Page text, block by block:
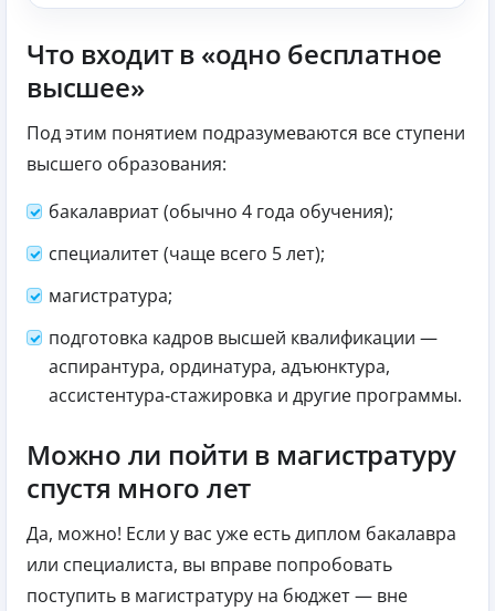
Что входит в «одно бесплатное
высшее»
Под этим понятием подразумеваются все ступени
высшего образования:
бакалавриат (обычно 4 года обучения);
специалитет (чаще всего 5 лет);
магистратура;
подготовка кадров высшей квалификации —
аспирантура, ординатура, адъюнктура,
ассистентура‑стажировка и другие программы.
Можно ли пойти в магистратуру
спустя много лет
Да, можно! Если у вас уже есть диплом бакалавра
или специалиста, вы вправе попробовать
поступить в магистратуру на бюджет — вне